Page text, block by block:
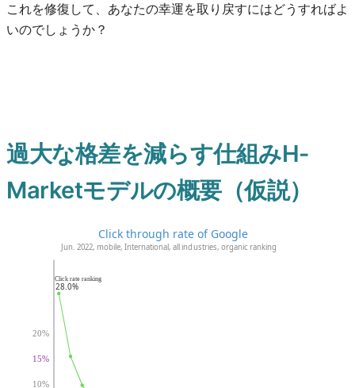
これを修復して、あなたの幸運を取り戻すにはどうすればよ
いのでしょうか？
過大な格差を減らす仕組みH-
Marketモデルの概要（仮説）